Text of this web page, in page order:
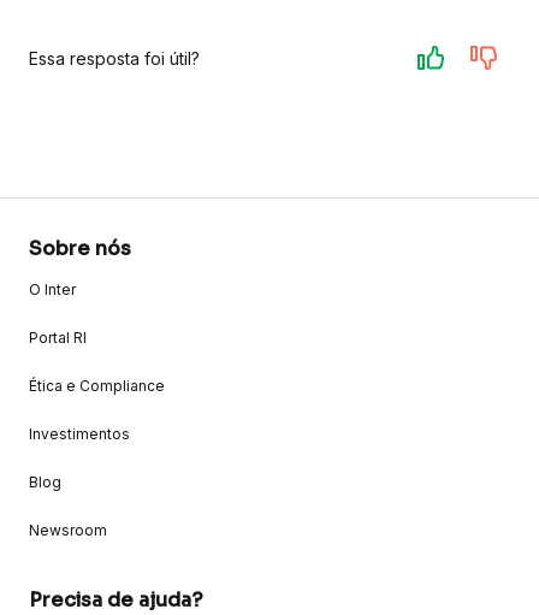
Essa resposta foi útil?
Sobre nós
O Inter
Portal RI
Ética e Compliance
Investimentos
Blog
Newsroom
Precisa de ajuda?